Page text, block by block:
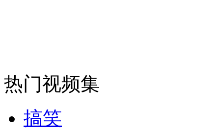
消防员救轻生者 花炮节热闹非凡
热门视频集
搞笑